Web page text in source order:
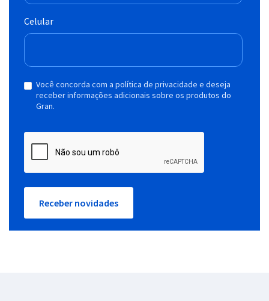
Celular
Você concorda com a política de privacidade e deseja
receber informações adicionais sobre os produtos do
Gran.
Receber novidades